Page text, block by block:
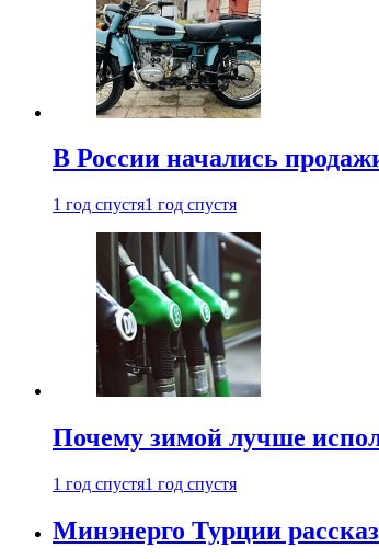
В России начались
1 год спустя1 год спустя
Почему зимой лучше
1 год спустя1 год спустя
Минэнерго Турции